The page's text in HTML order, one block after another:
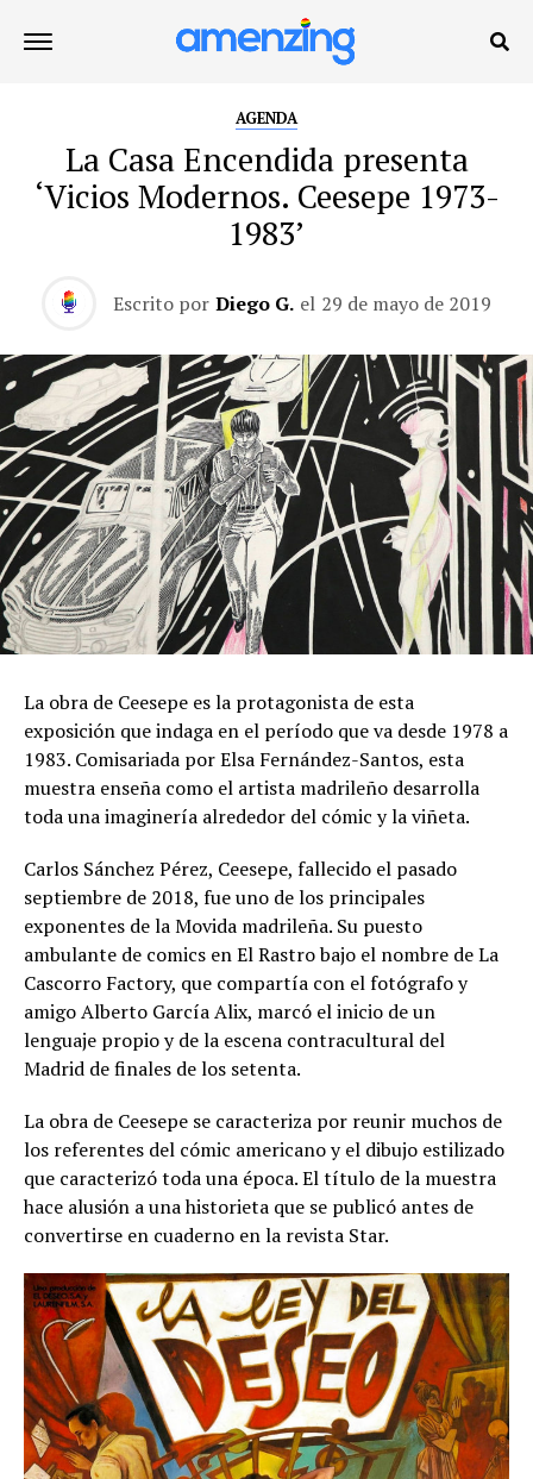
AGENDA
La Casa Encendida presenta
‘Vicios Modernos. Ceesepe 1973-
1983’
Escrito por Diego G. el 29 de mayo de 2019
La obra de Ceesepe es la protagonista de esta
exposición que indaga en el período que va desde 1978 a
1983. Comisariada por Elsa Fernández-Santos, esta
muestra enseña como el artista madrileño desarrolla
toda una imaginería alrededor del cómic y la viñeta.
Carlos Sánchez Pérez, Ceesepe, fallecido el pasado
septiembre de 2018, fue uno de los principales
exponentes de la Movida madrileña. Su puesto
ambulante de comics en El Rastro bajo el nombre de La
Cascorro Factory, que compartía con el fotógrafo y
amigo Alberto García Alix, marcó el inicio de un
lenguaje propio y de la escena contracultural del
Madrid de finales de los setenta.
La obra de Ceesepe se caracteriza por reunir muchos de
los referentes del cómic americano y el dibujo estilizado
que caracterizó toda una época. El título de la muestra
hace alusión a una historieta que se publicó antes de
convertirse en cuaderno en la revista Star.